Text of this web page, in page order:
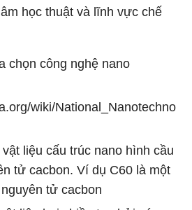
học thuật và lĩnh vực chế
chọn công nghệ nano
wiki/National_Nanotechno
liệu cấu trúc nano hình cầu
tử cacbon. Ví dụ C60 là một
tử cacbon